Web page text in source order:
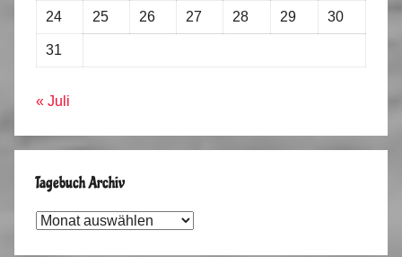
24 25 26 27 28 29 30
31
« Juli
Tagebuch Archiv
Tagebuch